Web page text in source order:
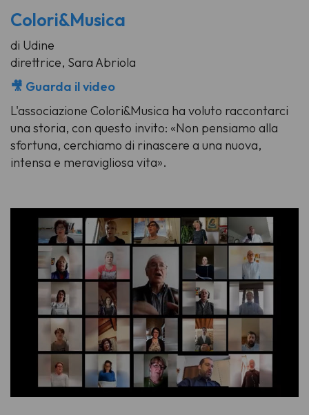
Colori&Musica
di Udine
direttrice, Sara Abriola
🎥 Guarda il video
L'associazione Colori&Musica ha voluto raccontarci
una storia, con questo invito: «Non pensiamo alla
sfortuna, cerchiamo di rinascere a una nuova,
intensa e meravigliosa vita».